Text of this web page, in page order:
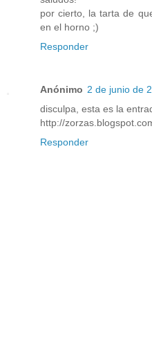
por cierto, la tarta de
en el horno ;)
Responder
Anónimo 2 de junio de
disculpa, esta es la
http://
Responder